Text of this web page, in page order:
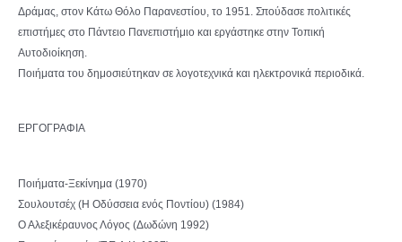
Δράμας, στον Κάτω Θόλο Παρανεστίου, το 1951. Σπούδασε πολιτικές
επιστήμες στο Πάντειο Πανεπιστήμιο και εργάστηκε στην Τοπική
Αυτοδιοίκηση.
Ποιήματα του δημοσιεύτηκαν σε λογοτεχνικά και ηλεκτρονικά περιοδικά.
ΕΡΓΟΓΡΑΦΙΑ
Ποιήματα-Ξεκίνημα (1970)
Σουλουτσέχ (Η Οδύσσεια ενός Ποντίου) (1984)
Ο Αλεξικέραυνος Λόγος (Δωδώνη 1992)